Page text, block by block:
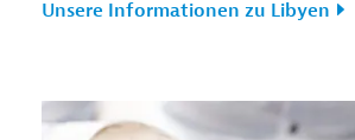
Unsere Informationen zu Libyen